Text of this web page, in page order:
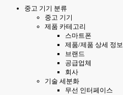
중고 기기 분류
중고 기기
제품 카테고리
스마트폰
제품/제품 상세 정보
브랜드
공급업체
회사
기술 세분화
무선 인터페이스